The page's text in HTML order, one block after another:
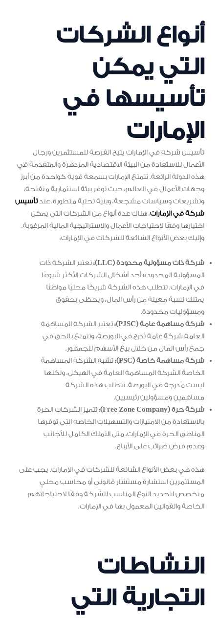
أنواع الشركات
التي يمكن
تأسيسها في
الإمارات
تأسيس شركة في الإمارات يتيح الفرصة للمستثمرين ورجال
الأعمال للاستفادة من البيئة الاقتصادية المزدهرة والمتقدمة في
هذه الدولة الرائعة. تتمتع الإمارات بسمعة قوية كواحدة من أبرز
وجهات الأعمال في العالم، حيث توفر بيئة استثمارية متفتحة،
وتشريعات وسياسات مشجعة، وبنية تحتية متطورة. عندتأسيس
شركة في الإمارات، هناك عدة أنواع من الشركات التي يمكن
اختيارها وفقًا لاحتياجات الأعمال والاستراتيجية المالية المرغوبة.
وإليك بعض الأنواع الشائعة للشركات في الإمارات:
شركة ذات مسؤولية محدودة (LLC):
تعتبر الشركة ذات
المسؤولية المحدودة أحد أشكال الشركات الأكثر شيوعًا
في الإمارات. تتطلب هذه الشركة شريكًا محليًا مواطنًا
يمتلك نسبة معينة من رأس المال، ويحظى بحقوق
ومسؤوليات محدودة.
شركة مساهمة عامة (PJSC):
تعتبر الشركة المساهمة
العامة شركة عامة تُدرج في البورصة، وتتمتع بالحق في
جمع رأس المال من خلال بيع الأسهم للجمهور.
شركة مساهمة خاصة (PSC):
تشبه الشركة المساهمة
الخاصة الشركة المساهمة العامة في الهيكل، ولكنها
ليست مُدرجة في البورصة. تتطلب هذه الشركة
مساهمين ومسؤولين رئيسيين.
شركة حرة (Free Zone Company):
تتميز الشركات الحرة
بالاستفادة من الامتيازات والتسهيلات الخاصة التي توفرها
المناطق الحرة في الإمارات، مثل التملك الكامل للأجانب
وعدم فرض ضرائب على الأرباح.
هذه هي بعض الأنواع الشائعة للشركات في الإمارات. يجب على
المستثمرين استشارة مستشار قانوني أو محاسب محلي
متخصص لتحديد النوع المناسب للشركة وفقًا لاحتياجاتهم
الخاصة والقوانين المعمول بها في الإمارات.
النشاطات
التجارية التي